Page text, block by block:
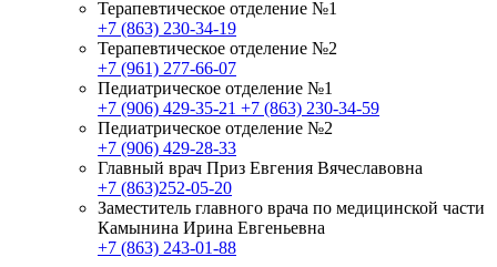
Терапевтическое отделение №1
+7 (863) 230-34-19
Терапевтическое отделение №2
+7 (961) 277-66-07
Педиатрическое отделение №1
+7 (906) 429-35-21 +7 (863) 230-34-59
Педиатрическое отделение №2
+7 (906) 429-28-33
Главный врач Приз Евгения Вячеславовна
+7 (863)252-05-20
Заместитель главного врача по медицинской части
Камынина Ирина Евгеньевна
+7 (863) 243-01-88